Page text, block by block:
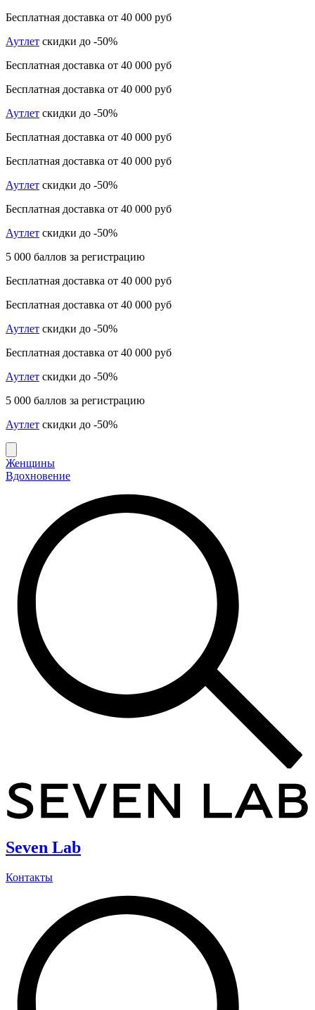
Бесплатная доставка от 40 000 руб
Аутлет скидки до -50%
Бесплатная доставка от 40 000 руб
Бесплатная доставка от 40 000 руб
Аутлет скидки до -50%
Бесплатная доставка от 40 000 руб
Бесплатная доставка от 40 000 руб
Аутлет скидки до -50%
Бесплатная доставка от 40 000 руб
Аутлет скидки до -50%
5 000 баллов за регистрацию
Бесплатная доставка от 40 000 руб
Бесплатная доставка от 40 000 руб
Аутлет скидки до -50%
Бесплатная доставка от 40 000 руб
Аутлет скидки до -50%
5 000 баллов за регистрацию
Аутлет скидки до -50%
Женщины
Вдохновение
Seven Lab
Контакты